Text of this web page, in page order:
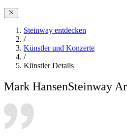
Steinway entdecken
/
Künstler und Konzerte
/
Künstler Details
Mark HansenSteinway